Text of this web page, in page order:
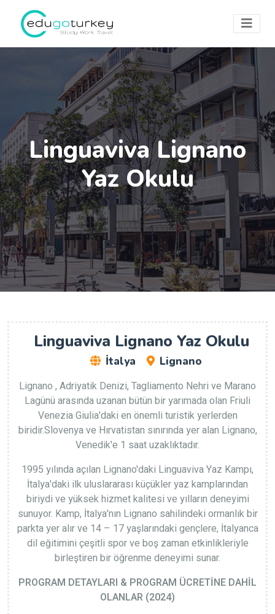
Linguaviva Lignano
Yaz Okulu
Linguaviva Lignano Yaz Okulu
İtalya
Lignano
Lignano , Adriyatik Denizi, Tagliamento Nehri ve Marano
Lagünü arasında uzanan bütün bir yarımada olan Friuli
Venezia Giulia'daki en önemli turistik yerlerden
biridir.Slovenya ve Hırvatistan sınırında yer alan Lignano,
Venedik'e 1 saat uzaklıktadır.
1995 yılında açılan Lignano'daki Linguaviva Yaz Kampı,
İtalya'daki ilk uluslararası küçükler yaz kamplarından
biriydi ve yüksek hizmet kalitesi ve yılların deneyimi
sunuyor. Kamp, İtalya'nın Lignano sahilindeki ormanlık bir
parkta yer alır ve 14 – 17 yaşlarındaki gençlere, İtalyanca
dil eğitimini çeşitli spor ve boş zaman etkinlikleriyle
birleştiren bir öğrenme deneyimi sunar.
PROGRAM DETAYLARI & PROGRAM ÜCRETİNE DAHİL
OLANLAR (2024)